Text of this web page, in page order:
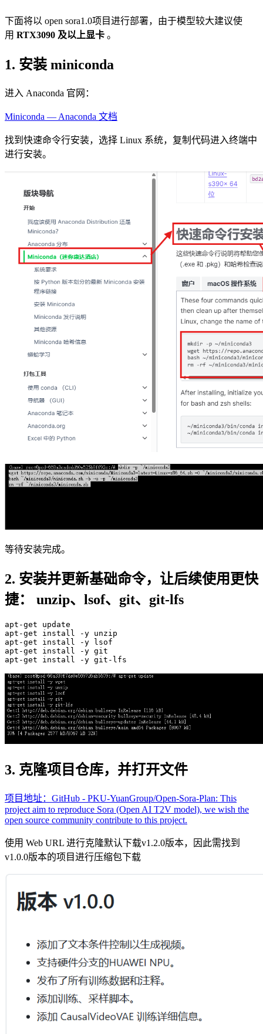
下面将以 open sora1.0项目进行部署，由于模型较大建议使
用 RTX3090 及以上显卡 。
1. 安装 miniconda
进入 Anaconda 官网：
Miniconda — Anaconda 文档
找到快速命令行安装，选择 Linux 系统，复制代码进入终端中
进行安装。
等待安装完成。
2. 安装并更新基础命令，让后续使用更快
捷： unzip、lsof、git、git-lfs
apt-get
update
apt-get install -y unzip
apt-get install -y lsof
apt-get install -y git
apt-get
3. 克隆项目仓库，并打开文件
项目地址：GitHub - PKU-YuanGroup/Open-Sora-Plan: This
project aim to reproduce Sora (Open AI T2V model), we wish the
open source community contribute to this project.
使用 Web URL 进行克隆默认下载v1.2.0版本，因此需找到
v1.0.0版本的项目进行压缩包下载